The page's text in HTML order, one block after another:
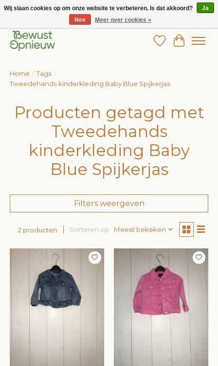
Wij bieden het grootste aanbod in betaalbare kinderkleding!
Verlanglijst
Home / Tags /
Tweedehands kinderkleding Baby Blue Spijkerjas
Producten getagd met
Tweedehands
kinderkleding Baby
Blue Spijkerjas
Filters weergeven
2 producten Sorteren op Meest bekeken
Wij slaan cookies op om onze website te verbeteren. Is dat akkoord?
Ja
Nee
Meer over cookies »